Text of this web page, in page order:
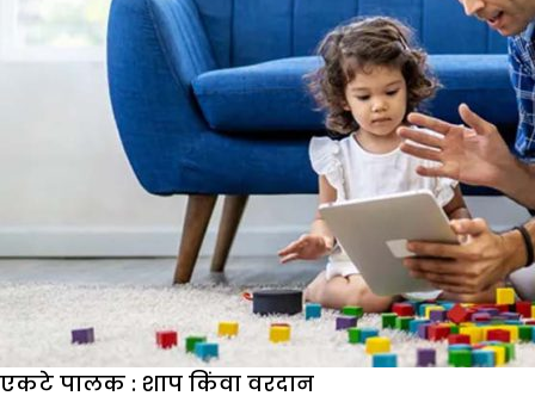
एकटे पालक : शाप किंवा वरदान